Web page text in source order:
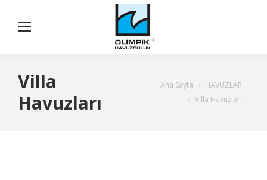
Villa
Havuzları
You are here:Ana Sayfa
HAVUZLAR
Villa Havuzları